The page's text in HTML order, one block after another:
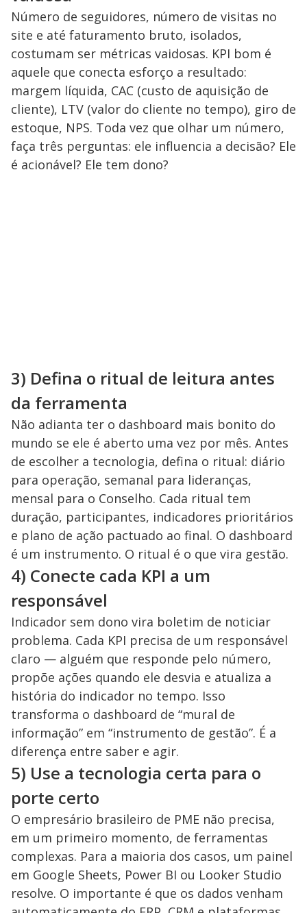
Número de seguidores, número de visitas no
site e até faturamento bruto, isolados,
costumam ser métricas vaidosas. KPI bom é
aquele que conecta esforço a resultado:
margem líquida, CAC (custo de aquisição de
cliente), LTV (valor do cliente no tempo), giro de
estoque, NPS. Toda vez que olhar um número,
faça três perguntas: ele influencia a decisão? Ele
é acionável? Ele tem dono?
3) Defina o ritual de leitura antes
da ferramenta
Não adianta ter o dashboard mais bonito do
mundo se ele é aberto uma vez por mês. Antes
de escolher a tecnologia, defina o ritual: diário
para operação, semanal para lideranças,
mensal para o Conselho. Cada ritual tem
duração, participantes, indicadores prioritários
e plano de ação pactuado ao final. O dashboard
é um instrumento. O ritual é o que vira gestão.
4) Conecte cada KPI a um
responsável
Indicador sem dono vira boletim de noticiar
problema. Cada KPI precisa de um responsável
claro — alguém que responde pelo número,
propõe ações quando ele desvia e atualiza a
história do indicador no tempo. Isso
transforma o dashboard de “mural de
informação” em “instrumento de gestão”. É a
diferença entre saber e agir.
5) Use a tecnologia certa para o
porte certo
O empresário brasileiro de PME não precisa,
em um primeiro momento, de ferramentas
complexas. Para a maioria dos casos, um painel
em Google Sheets, Power BI ou Looker Studio
resolve. O importante é que os dados venham